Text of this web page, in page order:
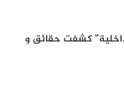
كشفت حقائق و